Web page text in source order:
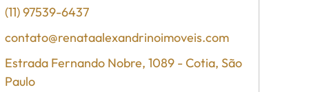
(11) 97539-6437
contato@renataalexandrinoimoveis.com
Estrada Fernando Nobre, 1089 - Cotia, São
Paulo